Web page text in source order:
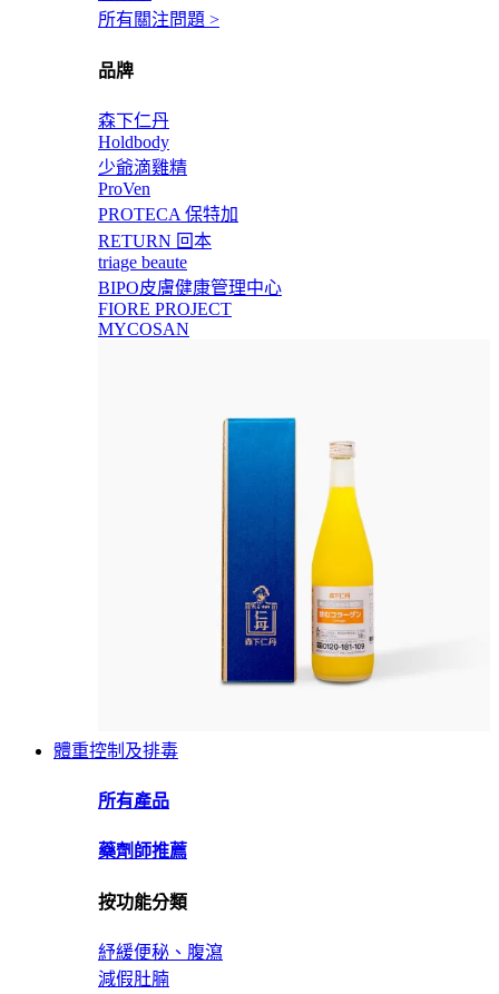
所有關注問題 >
品牌
森下仁丹
Holdbody
少爺滴雞精
ProVen
PROTECA 保特加
RETURN 回本
triage beaute
BIPO皮膚健康管理中心
FIORE PROJECT
MYCOSAN
體重控制及排毒
所有產品
藥劑師推薦
按功能分類
紓緩便秘、腹瀉
減假肚腩